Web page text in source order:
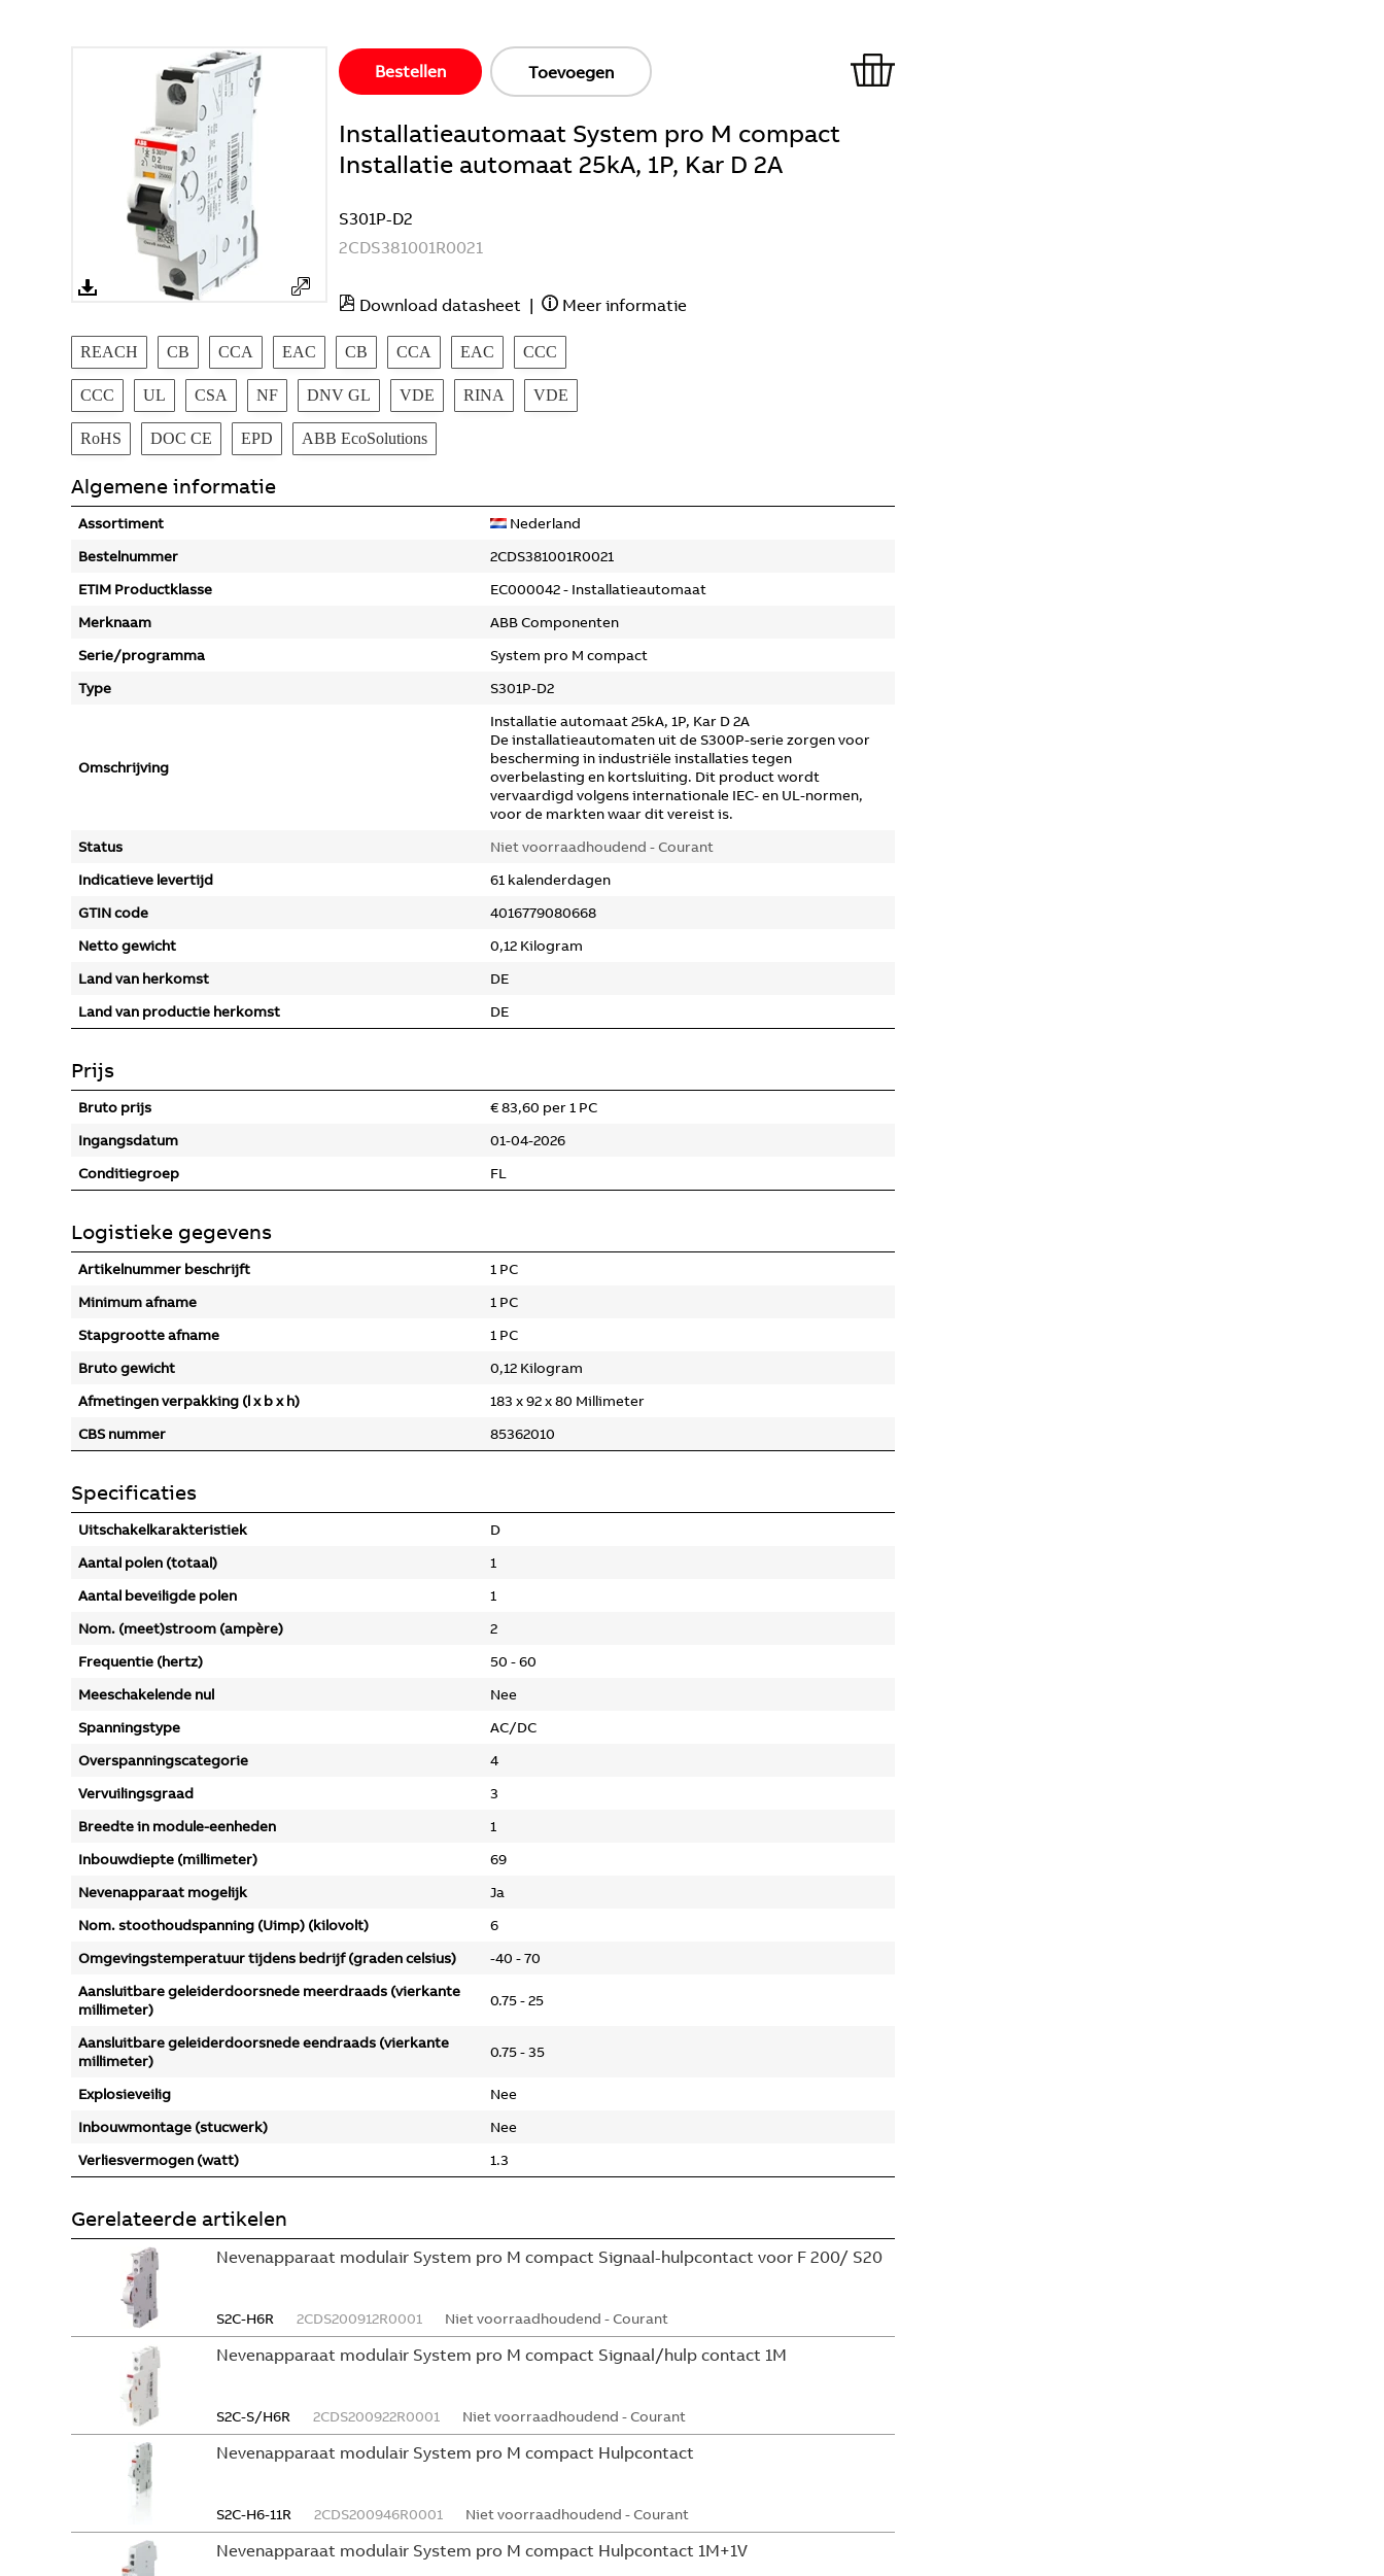
Bestellen Toevoegen
Installatieautomaat System pro M compact
Installatie automaat 25kA, 1P, Kar D 2A
S301P-D2
2CDS381001R0021
Download datasheet | Meer informatie
REACH CB CCA EAC CB CCA EAC CCC
CCC UL CSA NF DNV GL VDE RINA VDE
RoHS DOC CE EPD ABB EcoSolutions
Algemene informatie
Assortiment
Nederland
Bestelnummer
2CDS381001R0021
ETIM Productklasse
EC000042 - Installatieautomaat
Merknaam
ABB Componenten
Serie/programma
System pro M compact
Type
S301P-D2
Omschrijving
Installatie automaat 25kA, 1P, Kar D 2A
De installatieautomaten uit de S300P-serie zorgen voor
bescherming in industriële installaties tegen
overbelasting en kortsluiting. Dit product wordt
vervaardigd volgens internationale IEC- en UL-normen,
voor de markten waar dit vereist is.
Status
Niet voorraadhoudend - Courant
Indicatieve levertijd
61 kalenderdagen
GTIN code
4016779080668
Netto gewicht
0,12 Kilogram
Land van herkomst
DE
Land van productie herkomst
DE
Prijs
Bruto prijs
€ 83,60 per 1 PC
Ingangsdatum
01-04-2026
Conditiegroep
FL
Logistieke gegevens
Artikelnummer beschrijft
1 PC
Minimum afname
1 PC
Stapgrootte afname
1 PC
Bruto gewicht
0,12 Kilogram
Afmetingen verpakking (l x b x h)
183 x 92 x 80 Millimeter
CBS nummer
85362010
Specificaties
Uitschakelkarakteristiek
D
Aantal polen (totaal)
1
Aantal beveiligde polen
1
Nom. (meet)stroom (ampère)
2
Frequentie (hertz)
50 - 60
Meeschakelende nul
Nee
Spanningstype
AC/DC
Overspanningscategorie
4
Vervuilingsgraad
3
Breedte in module-eenheden
1
Inbouwdiepte (millimeter)
69
Nevenapparaat mogelijk
Ja
Nom. stoothoudspanning (Uimp) (kilovolt)
6
Omgevingstemperatuur tijdens bedrijf (graden celsius)
-40 - 70
Aansluitbare geleiderdoorsnede meerdraads (vierkante
millimeter)
0.75 - 25
Aansluitbare geleiderdoorsnede eendraads (vierkante
millimeter)
0.75 - 35
Explosieveilig
Nee
Inbouwmontage (stucwerk)
Nee
Verliesvermogen (watt)
1.3
Gerelateerde artikelen
Nevenapparaat modulair System pro M compact Signaal-hulpcontact voor F 200/ S20
S2C-H6R 2CDS200912R0001 Niet voorraadhoudend - Courant
Nevenapparaat modulair System pro M compact Signaal/hulp contact 1M
S2C-S/H6R 2CDS200922R0001 Niet voorraadhoudend - Courant
Nevenapparaat modulair System pro M compact Hulpcontact
S2C-H6-11R 2CDS200946R0001 Niet voorraadhoudend - Courant
Nevenapparaat modulair System pro M compact Hulpcontact 1M+1V